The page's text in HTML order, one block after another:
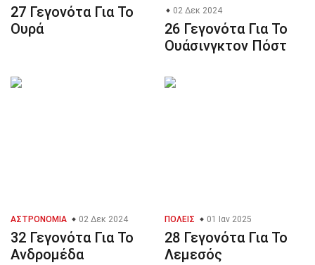
27 Γεγονότα Για Το
Ουρά
02 Δεκ 2024
26 Γεγονότα Για Το
Ουάσινγκτον Πόστ
ΑΣΤΡΟΝΟΜΊΑ 02 Δεκ 2024
32 Γεγονότα Για Το
Ανδρομέδα
ΠΌΛΕΙΣ 01 Ιαν 2025
28 Γεγονότα Για Το
Λεμεσός